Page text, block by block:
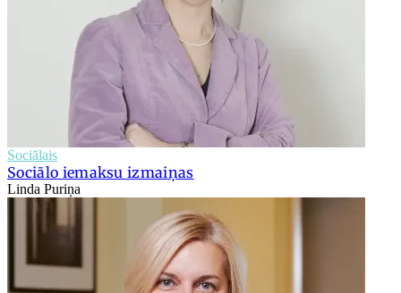
Sociālais
Sociālo iemaksu izmaiņas
Linda Puriņa